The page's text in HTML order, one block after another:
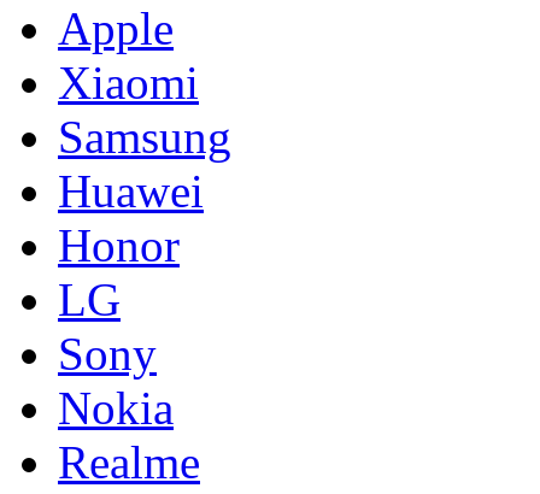
Apple
Xiaomi
Samsung
Huawei
Honor
LG
Sony
Nokia
Realme